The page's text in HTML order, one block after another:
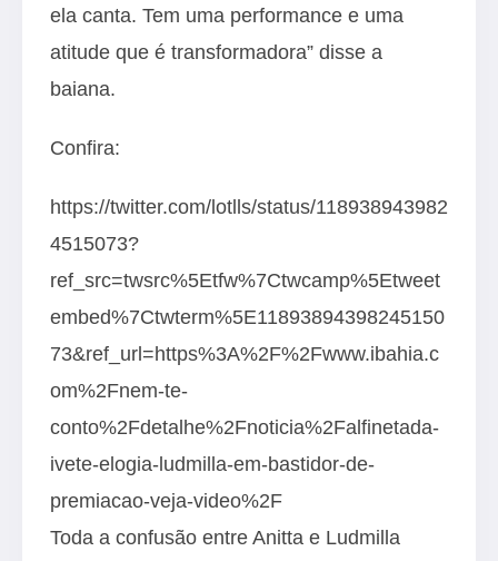
ela canta. Tem uma performance e uma
atitude que é transformadora” disse a
baiana.
Confira:
https://twitter.com/lotlls/status/118938943982
4515073?
ref_src=twsrc%5Etfw%7Ctwcamp%5Etweet
embed%7Ctwterm%5E11893894398245150
73&ref_url=https%3A%2F%2Fwww.ibahia.c
om%2Fnem-te-
conto%2Fdetalhe%2Fnoticia%2Falfinetada-
ivete-elogia-ludmilla-em-bastidor-de-
premiacao-veja-video%2F
Toda a confusão entre Anitta e Ludmilla